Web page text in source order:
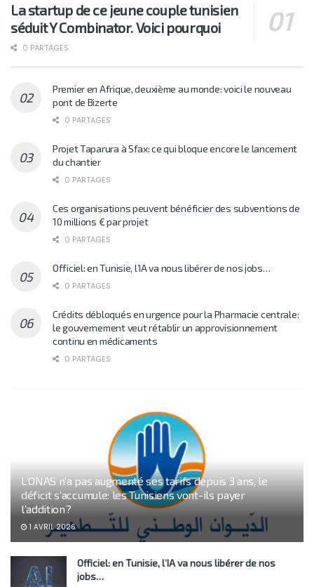
La startup de ce jeune couple tunisien
séduit Y Combinator. Voici pourquoi
0 PARTAGES
Premier en Afrique, deuxième au monde: voici le nouveau
pont de Bizerte
0 PARTAGES
Projet Taparura à Sfax: ce qui bloque encore le lancement
du chantier
0 PARTAGES
Ces organisations peuvent bénéficier des subventions de
10 millions € par projet
0 PARTAGES
Officiel: en Tunisie, l’IA va nous libérer de nos jobs…
0 PARTAGES
Crédits débloqués en urgence pour la Pharmacie centrale:
le gouvernement veut rétablir un approvisionnement
continu en médicaments
0 PARTAGES
L’ONAS n’a pas augmenté ses tarifs depuis 3 ans, le
déficit s’accumule: les Tunisiens vont-ils payer
l’addition?
1 AVRIL 2026
Officiel: en Tunisie, l’IA va nous libérer de nos
jobs…